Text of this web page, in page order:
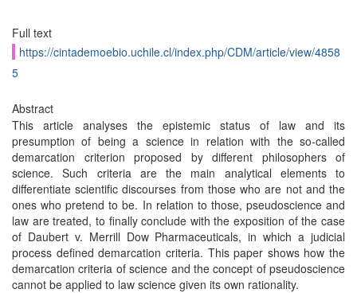
Full text
https://cintademoebio.uchile.cl/index.php/CDM/article/view/4858
5
Abstract
This article analyses the epistemic status of law and its
presumption of being a science in relation with the so-called
demarcation criterion proposed by different philosophers of
science. Such criteria are the main analytical elements to
differentiate scientific discourses from those who are not and the
ones who pretend to be. In relation to those, pseudoscience and
law are treated, to finally conclude with the exposition of the case
of Daubert v. Merrill Dow Pharmaceuticals, in which a judicial
process defined demarcation criteria. This paper shows how the
demarcation criteria of science and the concept of pseudoscience
cannot be applied to law science given its own rationality.